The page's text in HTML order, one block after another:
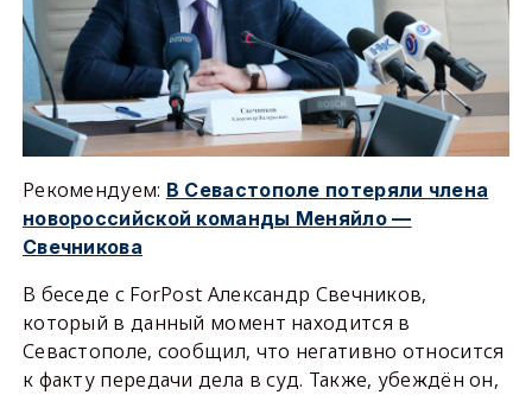
Рекомендуем: В Севастополе потеряли члена
новороссийской команды Меняйло —
Свечникова
В беседе с ForPost Александр Свечников,
который в данный момент находится в
Севастополе, сообщил, что негативно относится
к факту передачи дела в суд. Также, убеждён он,